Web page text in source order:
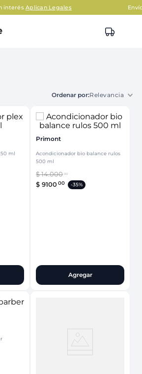
gratis en AMBA en compras mayores a
Relevancia
ml
Primont
Acondicionador bio balance rulos
500 ml
$14.000 00
$ 910000 -35%
Agregar